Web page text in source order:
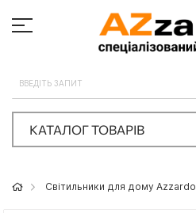
КАТАЛОГ ТОВАРІВ
Світильники для дому Azzardo